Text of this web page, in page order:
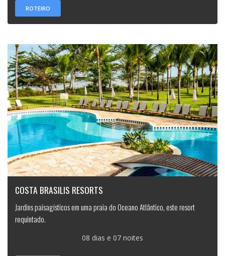
ROTEIRO
COSTA BRASILIS RESORTS
Jardins paisagísticos em uma praia do Oceano Atlântico, este resort
requintado.
08 dias e 07 noites